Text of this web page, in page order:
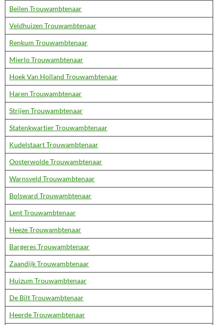
Beilen Trouwambtenaar
Veldhuizen Trouwambtenaar
Renkum Trouwambtenaar
Mierlo Trouwambtenaar
Hoek Van Holland Trouwambtenaar
Haren Trouwambtenaar
Strijen Trouwambtenaar
Statenkwartier Trouwambtenaar
Kudelstaart Trouwambtenaar
Oosterwolde Trouwambtenaar
Warnsveld Trouwambtenaar
Bolsward Trouwambtenaar
Lent Trouwambtenaar
Heeze Trouwambtenaar
Bargeres Trouwambtenaar
Zaandijk Trouwambtenaar
Huizum Trouwambtenaar
De Bilt Trouwambtenaar
Heerde Trouwambtenaar